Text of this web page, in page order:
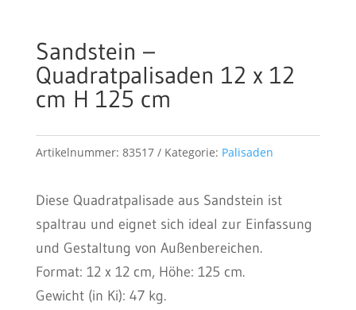
Sandstein –
Quadratpalisaden 12 x 12
cm H 125 cm
Artikelnummer: 83517 Kategorie: Palisaden
Diese Quadratpalisade aus Sandstein ist
spaltrau und eignet sich ideal zur Einfassung
und Gestaltung von Außenbereichen.
Format: 12 x 12 cm, Höhe: 125 cm.
Gewicht (in Ki): 47 kg.